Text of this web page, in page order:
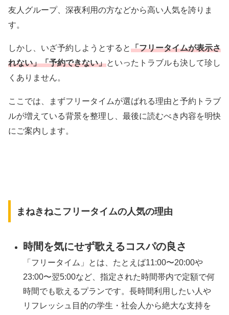
友人グループ、深夜利用の方などから高い人気を誇りま
す。
しかし、いざ予約しようとすると「フリータイムが表示さ
れない」「予約できない」といったトラブルも決して珍し
くありません。
ここでは、まずフリータイムが選ばれる理由と予約トラブ
ルが増えている背景を整理し、最後に読むべき内容を明快
にご案内します。
まねきねこフリータイムの人気の理由
時間を気にせず歌えるコスパの良さ
「フリータイム」とは、たとえば11:00〜20:00や
23:00〜翌5:00など、指定された時間帯内で定額で何
時間でも歌えるプランです。長時間利用したい人や
リフレッシュ目的の学生・社会人から絶大な支持を